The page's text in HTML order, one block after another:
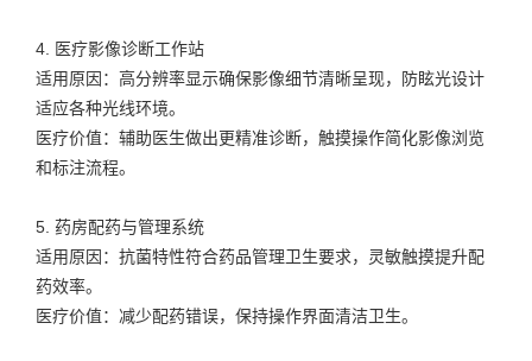
4. 医疗影像诊断工作站
适用原因：高分辨率显示确保影像细节清晰呈现，防眩光设计
适应各种光线环境。
医疗价值：辅助医生做出更精准诊断，触摸操作简化影像浏览
和标注流程。
5. 药房配药与管理系统
适用原因：抗菌特性符合药品管理卫生要求，灵敏触摸提升配
药效率。
医疗价值：减少配药错误，保持操作界面清洁卫生。